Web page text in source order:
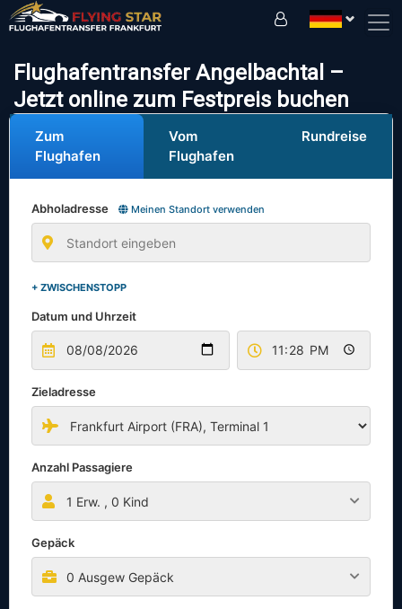
Flughafentransfer Angelbachtal –
Jetzt online zum Festpreis buchen
Zum
Flughafen
Vom
Flughafen
Rundreise
Abholadresse Meinen Standort verwenden
+ ZWISCHENSTOPP
Datum und Uhrzeit
Zieladresse
Anzahl Passagiere
1 Erw. , 0 Kind
Gepäck
0 Ausgew Gepäck